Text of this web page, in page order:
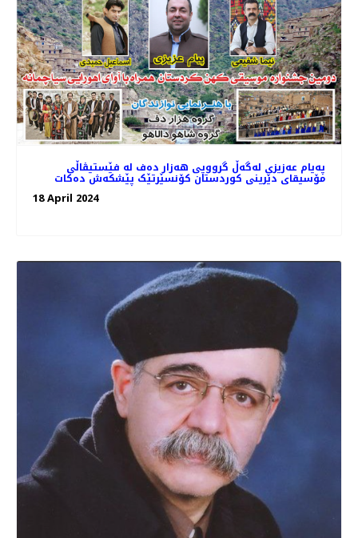
پەیام عەزیزی لەگەڵ گرووپی هەزار دەف لە فێستیڤاڵی
مۆسیقای دێرینی کوردستان کۆنسێرتێک پێشکەش دەکات
18 April 2024